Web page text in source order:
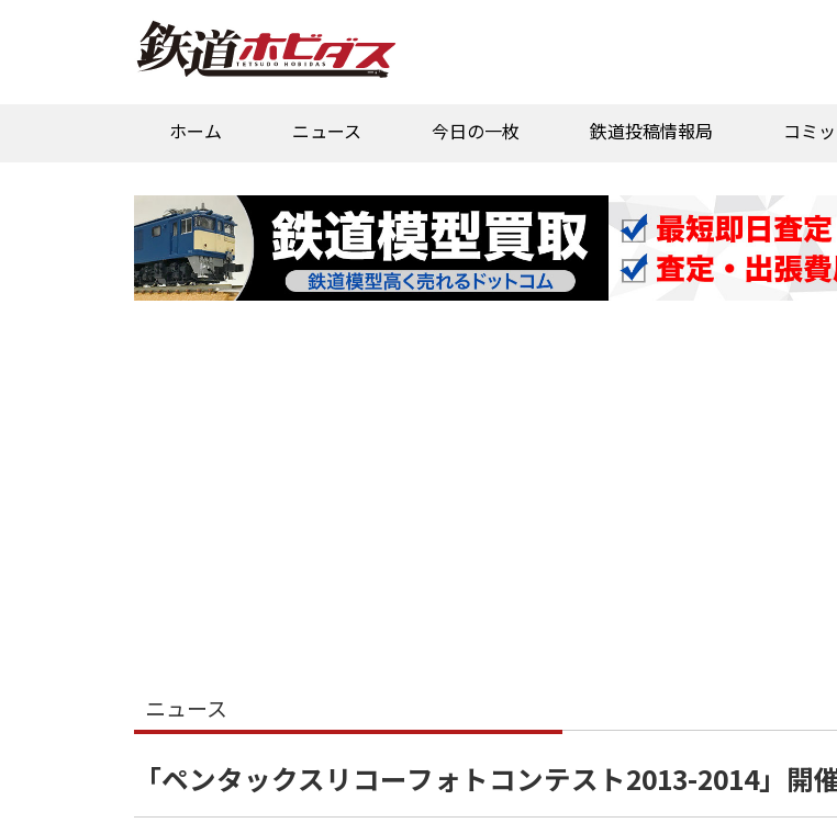
ホーム ニュース 今日の一枚 鉄道投稿情報局 コミ
ニュース
「ペンタックスリコーフォトコンテスト2013-2014」開